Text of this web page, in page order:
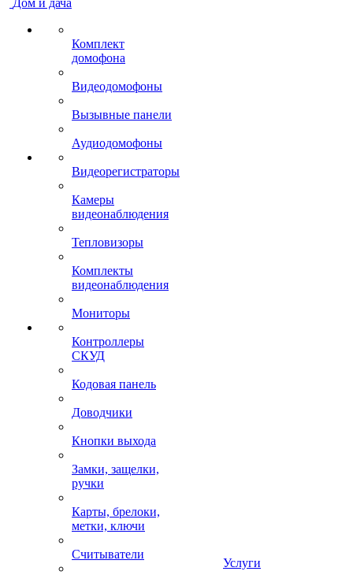
Дом и дача
Комплект
домофона
Видеодомофоны
Вызывные панели
Аудиодомофоны
Видеорегистраторы
Камеры
видеонаблюдения
Тепловизоры
Комплекты
видеонаблюдения
Мониторы
Контроллеры
СКУД
Кодовая панель
Доводчики
Кнопки выхода
Замки, защелки,
ручки
Карты, брелоки,
метки, ключи
Считыватели
Услуги